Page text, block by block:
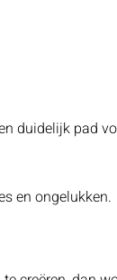
duidelijk pad
en ongelukken.